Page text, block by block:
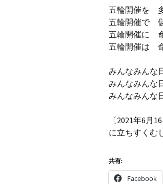
五輪開催を
五輪開催で
五輪開催に
五輪開催は
みんなみんな
みんなみんな
みんなみんな
〔2021年6月
に立ちすくむ
共有:
Facebook